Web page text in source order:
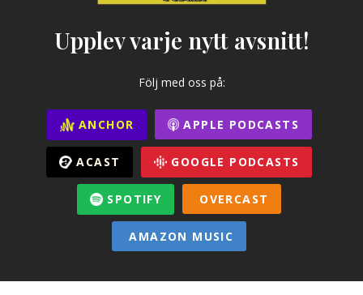
Upplev varje nytt avsnitt!
Följ med oss på:
ANCHOR APPLE PODCASTS
ACAST GOOGLE PODCASTS
SPOTIFY OVERCAST
AMAZON MUSIC